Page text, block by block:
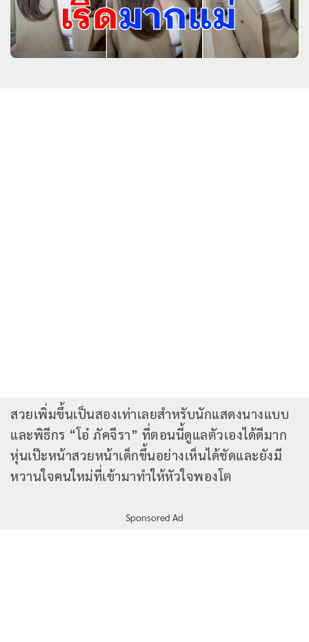
สวยเพิ่มขึ้นเป็นสองเท่าเลยสำหรับนักแสดงนางแบบ
และพิธีกร “โอ๋ ภัคจีรา” ที่ตอนนี้ดูแลตัวเองได้ดีมาก
หุ่นเป๊ะหน้าสวยหน้าเด็กขึ้นอย่างเห็นได้ชัดและยังมี
หวานใจคนใหม่ที่เข้ามาทำให้หัวใจพองโต
Sponsored Ad